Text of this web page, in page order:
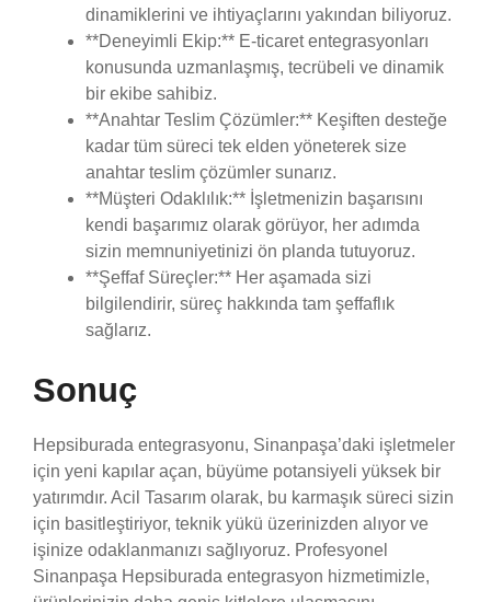
dinamiklerini ve ihtiyaçlarını yakından biliyoruz.
**Deneyimli Ekip:** E-ticaret entegrasyonları
konusunda uzmanlaşmış, tecrübeli ve dinamik
bir ekibe sahibiz.
**Anahtar Teslim Çözümler:** Keşiften desteğe
kadar tüm süreci tek elden yöneterek size
anahtar teslim çözümler sunarız.
**Müşteri Odaklılık:** İşletmenizin başarısını
kendi başarımız olarak görüyor, her adımda
sizin memnuniyetinizi ön planda tutuyoruz.
**Şeffaf Süreçler:** Her aşamada sizi
bilgilendirir, süreç hakkında tam şeffaflık
sağlarız.
Sonuç
Hepsiburada entegrasyonu, Sinanpaşa’daki işletmeler
için yeni kapılar açan, büyüme potansiyeli yüksek bir
yatırımdır. Acil Tasarım olarak, bu karmaşık süreci sizin
için basitleştiriyor, teknik yükü üzerinizden alıyor ve
işinize odaklanmanızı sağlıyoruz. Profesyonel
Sinanpaşa Hepsiburada entegrasyon hizmetimizle,